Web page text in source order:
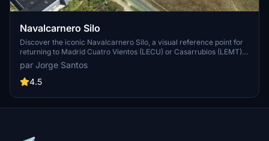
Navalcarnero Silo
Discover the iconic Navalcarnero Silo, a visual reference point for
returning to Madrid Cuatro Vientos (LECU) or Casarrubios (LEMT).
This massive white structure stands out and can be easily spotted
from a distance.
par Jorge Santos
4.5